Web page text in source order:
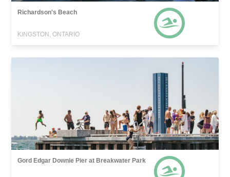
Richardson's Beach
KINGSTON, ONTARIO
Gord Edgar Downie Pier at Breakwater Park